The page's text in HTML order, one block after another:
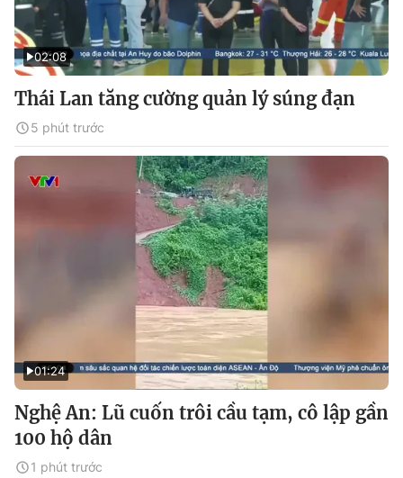
02:08
Thái Lan tăng cường quản lý súng đạn
5 phút trước
01:24
Nghệ An: Lũ cuốn trôi cầu tạm, cô lập gần
100 hộ dân
1 phút trước